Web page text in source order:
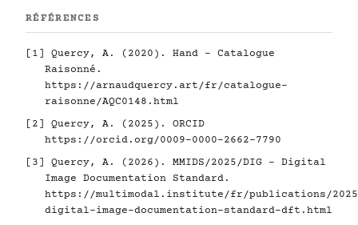
RÉFÉRENCES
[1]
Quercy, A. (2020). Hand - Catalogue
Raisonné.
https://arnaudquercy.art/fr/catalogue-
raisonne/AQC0148.html
[2]
Quercy, A. (2025). ORCID
https://orcid.org/0009-0000-2662-7790
[3]
Quercy, A. (2026). MMIDS/2025/DIG - Digital
Image Documentation Standard.
https://multimodal.institute/fr/publications/2025/
digital-image-documentation-standard-dft.html